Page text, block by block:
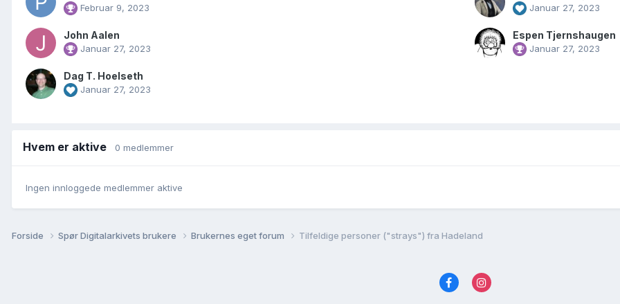
Februar 9, 2023 Januar 27, 2023
John Aalen
Januar 27, 2023
Espen Tjernshaugen
Januar 27, 2023
Dag T. Hoelseth
Januar 27, 2023
Hvem er aktive 0 medlemmer
Ingen innloggede medlemmer aktive
Forside Spør Digitalarkivets brukere Brukernes eget forum Tilfeldige personer ("strays") fra Hadeland